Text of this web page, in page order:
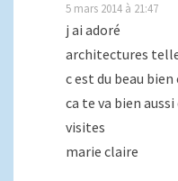
5 mars 2014 à 21:47
j ai adoré
architectures
c est du beau
ca te va bien
visites
marie claire